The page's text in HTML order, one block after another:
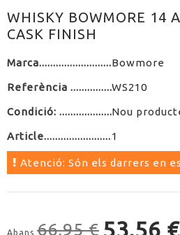
WHISKY BOWMORE 14
CASK FINISH
Marca Bowmore
Referència WS210
Condició: Nou
Article 1
Atenció: Són els darrers en
Abans 66,95 € 53,56 €